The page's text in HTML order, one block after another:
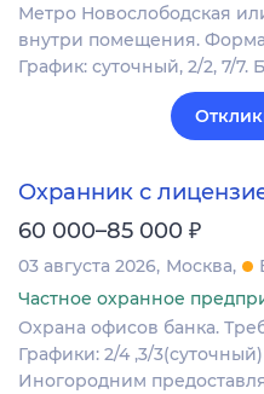
Метро Новослободская
внутри помещения.
График: суточный, 2/2, 7/
Охранник с
60 000–85 000 ₽
03 августа 2026 Москва
Частное охранное
Охрана офисов банка.
Графики: 2/4 ,3/
Иногородним